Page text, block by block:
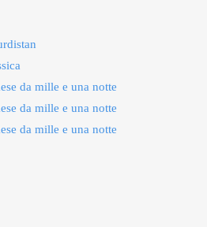
da mille e una notte
da mille e una notte
da mille e una notte